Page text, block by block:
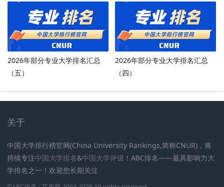
2026年部分专业大学排名汇总
（五）
2026年部分专业大学排名汇总
（四）
关于
中国大学排行榜官网(China University Rankings,简称CNUR)，将
持续专注中国大学排名&中国大学评级 ！ABC排名——最具影响力大
学排名之一！欢迎您长期关注